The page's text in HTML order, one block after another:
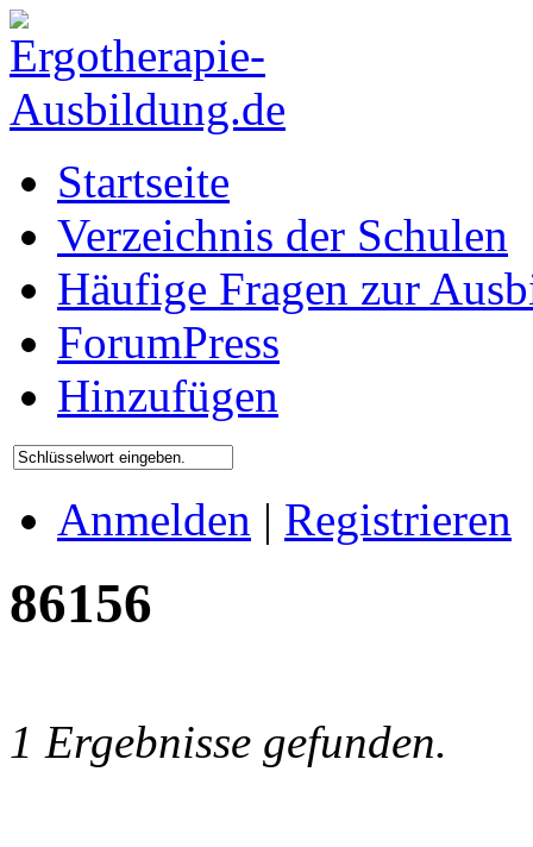
Startseite
Verzeichnis der Schulen
Häufige Fragen zur
ForumPress
Hinzufügen
Anmelden | Registrieren
86156
1 Ergebnisse gefunden.